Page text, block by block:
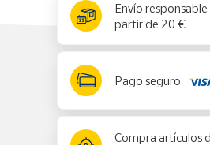
Envío
partir de 20 €
Pago seguro
Compra artículos